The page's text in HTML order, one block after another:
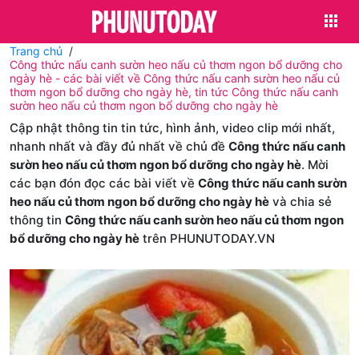
Trang chủ
Công thức nấu canh sườn heo nấu củ thơm ngon bổ dưỡng cho
ngày hè - các bài viết về Công thức nấu canh sườn heo nấu củ
thơm ngon bổ dưỡng cho ngày hè, tin tức Công thức nấu canh
sườn heo nấu củ thơm ngon bổ dưỡng cho ngày hè
Cập nhật thông tin tin tức, hình ảnh, video clip mới nhất,
nhanh nhất và đầy đủ nhất về chủ đề Công thức nấu canh
sườn heo nấu củ thơm ngon bổ dưỡng cho ngày hè. Mời
các bạn đón đọc các bài viết về Công thức nấu canh sườn
heo nấu củ thơm ngon bổ dưỡng cho ngày hè và chia sẻ
thông tin Công thức nấu canh sườn heo nấu củ thơm ngon
bổ dưỡng cho ngày hè trên PHUNUTODAY.VN